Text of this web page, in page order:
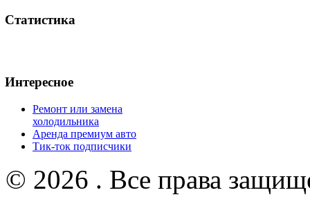
Статистика
Интересное
Ремонт или замена
холодильника
Аренда премиум авто
Тик-ток подписчики
© 2026 . Все права